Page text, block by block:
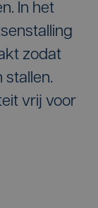
In het
zodat
stallen.
vrij voor